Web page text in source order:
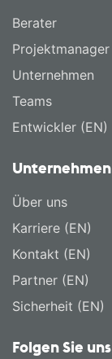
Berater
Projektmanager
Unternehmen
Teams
Entwickler (EN)
Unternehmen
Über uns
Karriere (EN)
Kontakt (EN)
Partner (EN)
Sicherheit (EN)
Folgen Sie uns